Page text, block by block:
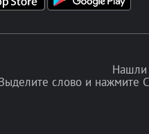
Нашли
слово и нажмите